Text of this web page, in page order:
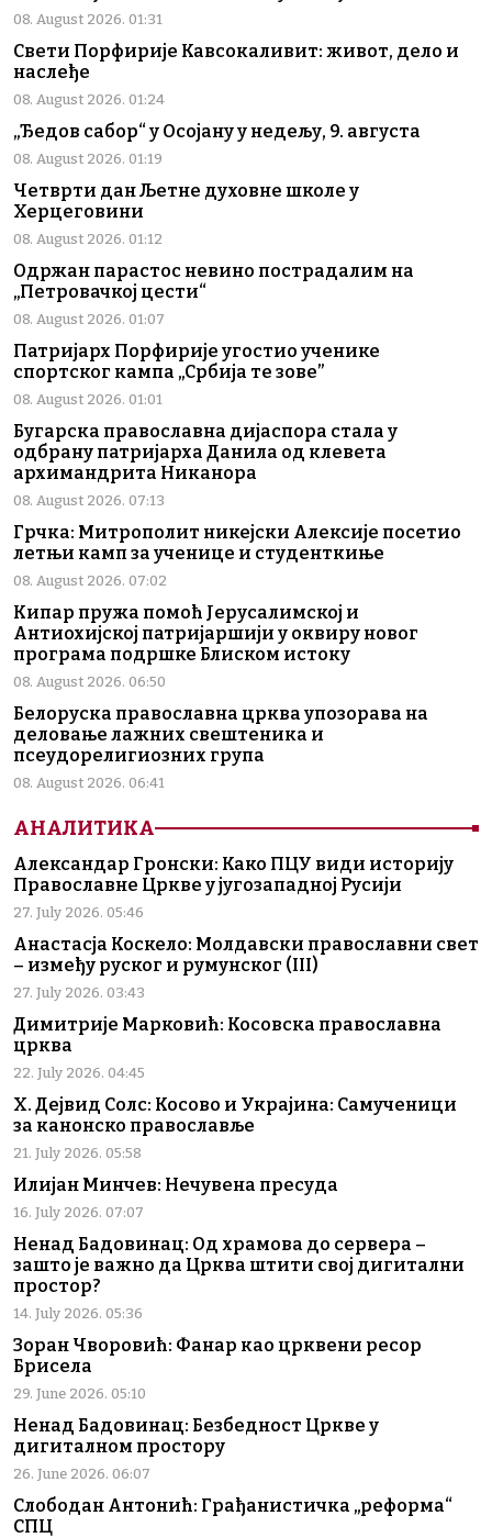
08. August 2026. 01:31
Свети Порфирије Кавсокаливит: живот, дело и
наслеђе
08. August 2026. 01:24
„Ђедов сабор“ у Осојану у недељу, 9. августа
08. August 2026. 01:19
Четврти дан Љетне духовне школе у
Херцеговини
08. August 2026. 01:12
Одржан парастос невино пострадалим на
„Петровачкој цести“
08. August 2026. 01:07
Патријарх Порфирије угостио ученике
спортског кампа „Србија те зове”
08. August 2026. 01:01
Бугарска православна дијаспора стала у
одбрану патријарха Данила од клевета
архимандрита Никанора
08. August 2026. 07:13
Грчка: Митрополит никејски Алексије посетио
летњи камп за ученице и студенткиње
08. August 2026. 07:02
Кипар пружа помоћ Јерусалимској и
Антиохијској патријаршији у оквиру новог
програма подршке Блиском истоку
08. August 2026. 06:50
Белоруска православна црква упозорава на
деловање лажних свештеника и
псеудорелигиозних група
08. August 2026. 06:41
АНАЛИТИКА
Александар Гронски: Како ПЦУ види историју
Православне Цркве у југозападној Русији
27. July 2026. 05:46
Анастасја Коскело: Молдавски православни свет
– између руског и румунског (III)
27. July 2026. 03:43
Димитрије Марковић: Косовска православна
црква
22. July 2026. 04:45
Х. Дејвид Солс: Косово и Украјина: Самученици
за канонско православље
21. July 2026. 05:58
Илијан Минчев: Нечувена пресуда
16. July 2026. 07:07
Ненад Бадовинац: Од храмова до сервера –
зашто је важно да Црква штити свој дигитални
простор?
14. July 2026. 05:36
Зоран Чворовић: Фанар као црквени ресор
Брисела
29. June 2026. 05:10
Ненад Бадовинац: Безбедност Цркве у
дигиталном простору
26. June 2026. 06:07
Слободан Антонић: Грађанистичка „реформа“
СПЦ